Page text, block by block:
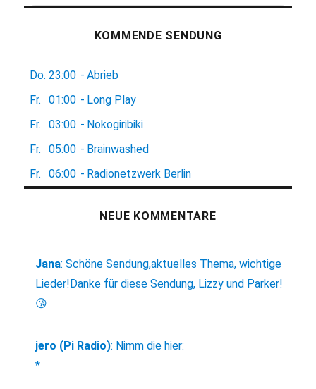
KOMMENDE SENDUNG
Do. 23:00 - Abrieb
Fr.
01:00 - Long Play
Fr.
03:00 - Nokogiribiki
Fr.
05:00 - Brainwashed
Fr.
06:00 - Radionetzwerk Berlin
NEUE KOMMENTARE
Jana:Schöne Sendung,aktuelles Thema, wichtige
Lieder!Danke für diese Sendung, Lizzy und Parker!
😘
jero (Pi Radio): Nimm die hier:
*